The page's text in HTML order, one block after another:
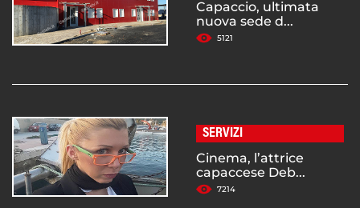
Capaccio, ultimata
nuova sede d...
5121
SERVIZI
Cinema, l’attrice
capaccese Deb...
7214